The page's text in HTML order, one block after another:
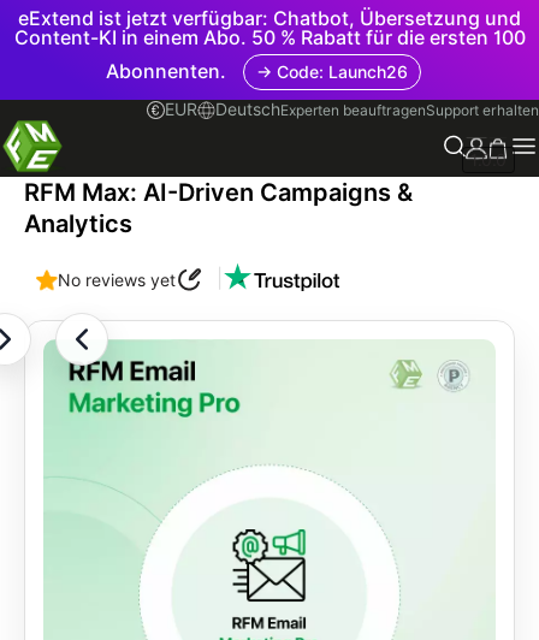
eExtend ist jetzt verfügbar: Chatbot, Übersetzung und
Content-KI in einem Abo. 50 % Rabatt für die ersten 100
Abonnenten.
→ Code: Launch26
EUR
DeutschExperten beauftragenSupport erhalten
1.0.0
RFM Max: AI-Driven Campaigns &
Analytics
No reviews yet